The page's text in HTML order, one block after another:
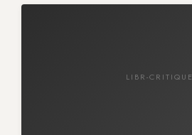
LIBR-CRITIQUE